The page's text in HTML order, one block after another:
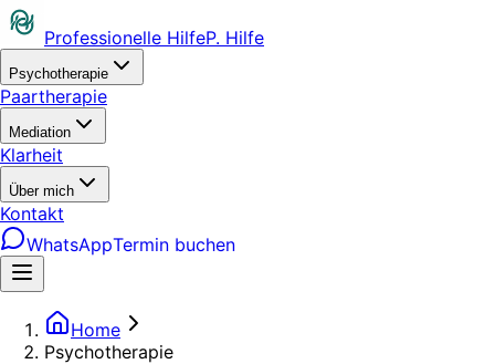
Professionelle HilfeP. Hilfe
Psychotherapie
Paartherapie
Mediation
Klarheit
Über mich
Kontakt
WhatsAppTermin buchen
Home
Psychotherapie